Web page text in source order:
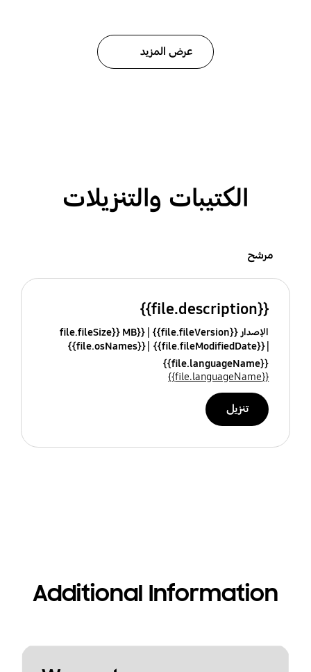
عرض المزيد
الكتيبات والتنزيلات
مرشح
{{file.description}}
الإصدار {{file.fileVersion}}
{{file.fileSize}} MB
{{file.fileModifiedDate}}
{{file.osNames}}
{{file.languageName}}
{{file.languageName}}
تنزيل
Additional Information